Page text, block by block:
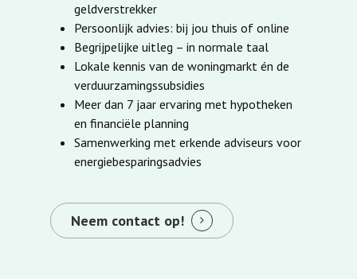
geldverstrekker
Persoonlijk advies: bij jou thuis of online
Begrijpelijke uitleg – in normale taal
Lokale kennis van de woningmarkt én de
verduurzamingssubsidies
Meer dan 7 jaar ervaring met hypotheken
en financiële planning
Samenwerking met erkende adviseurs voor
energiebesparingsadvies
Neem contact op!